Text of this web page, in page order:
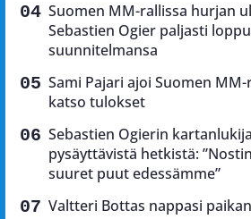
Suomen MM-rallissa hurjan
Sebastien Ogier paljasti
suunnitelmansa
Sami Pajari ajoi Suomen
katso tulokset
Sebastien Ogierin
pysäyttävistä hetkistä:
suuret puut edessämme”
Valtteri Bottas nappasi